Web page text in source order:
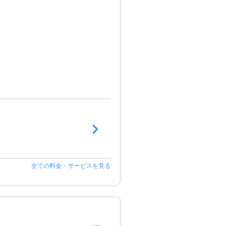
全ての料金・サービスを見る